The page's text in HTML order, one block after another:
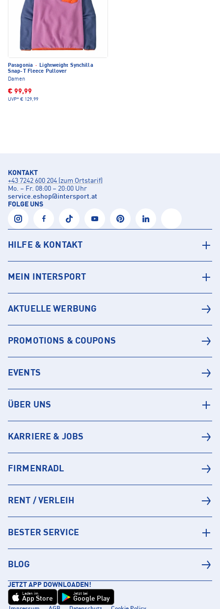
Patagonia · Lightweight Synchilla
Snap-T Fleece Pullover
Damen
€ 99,99
UVP* € 129,99
KONTAKT
+43 7242 600 204 (zum Ortstarif)
Mo. – Fr. 08:00 – 20:00 Uhr
service.eshop@intersport.at
FOLGE UNS
HILFE & KONTAKT
MEIN INTERSPORT
AKTUELLE WERBUNG
PROMOTIONS & COUPONS
EVENTS
ÜBER UNS
KARRIERE & JOBS
FIRMENRADL
RENT / VERLEIH
BESTER SERVICE
BLOG
JETZT APP DOWNLOADEN!
Laden im
App Store
Jetzt bei
Google Play